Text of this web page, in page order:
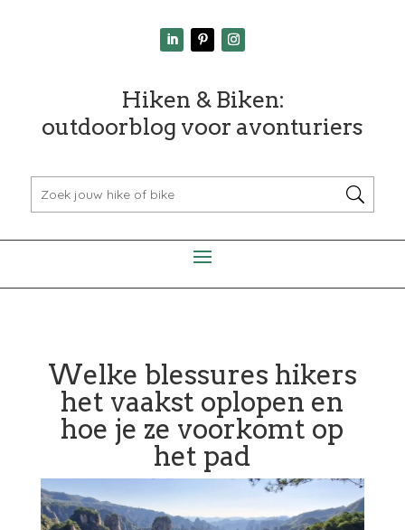
Hiken & Biken:
outdoorblog voor avonturiers
Welke blessures hikers
het vaakst oplopen en
hoe je ze voorkomt op
het pad